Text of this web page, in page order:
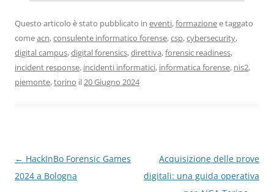
Questo articolo è stato pubblicato in eventi,formazionee taggato
comeacn,consulente informatico forense,csp,cybersecurity,
digital campus,digital forensics,direttiva,forensic readiness,
incident response, incidenti informatici, informatica forense, nis2,
piemonte,torino il20 Giugno 2024
Navigazione
articolo
← HackInBo Forensic Games
2024 a Bologna
Acquisizione delle prove
digitali: una guida operativa